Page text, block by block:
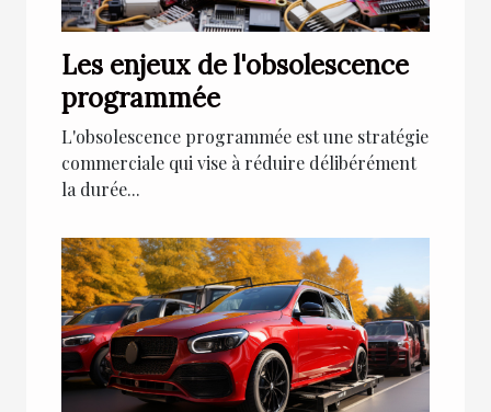
Les enjeux de l'obsolescence
programmée
L'obsolescence programmée est une stratégie
commerciale qui vise à réduire délibérément
la durée...